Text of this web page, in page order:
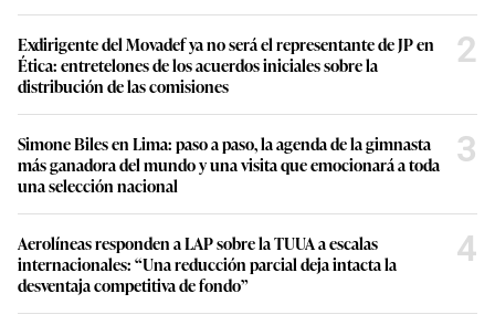
Exdirigente del Movadef ya no será el representante de JP en
Ética: entretelones de los acuerdos iniciales sobre la
distribución de las comisiones
2
Simone Biles en Lima: paso a paso, la agenda de la gimnasta
más ganadora del mundo y una visita que emocionará a toda
una selección nacional
3
Aerolíneas responden a LAP sobre la TUUA a escalas
internacionales: “Una reducción parcial deja intacta la
desventaja competitiva de fondo”
4